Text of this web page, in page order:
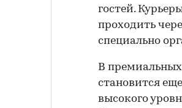
гостей.
проходить
специально
В
становится
высокого